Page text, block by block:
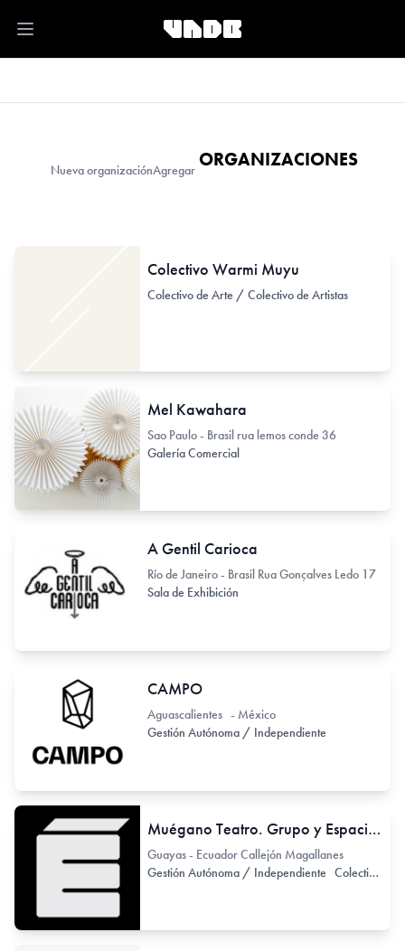
Open main menu
Nueva organizaciónAgregar ORGANIZACIONES
Colectivo Warmi Muyu
Colectivo de Arte / Colectivo de Artistas
Mel Kawahara
Sao Paulo - Brasil rua lemos conde 36
Galería Comercial
A Gentil Carioca
Río de Janeiro - Brasil Rua Gonçalves Ledo 17
Sala de Exhibición
CAMPO
Aguascalientes - México
Gestión Autónoma / Independiente
Muégano Teatro. Grupo y Espacio de Teatro independiente
Guayas - Ecuador Callejón Magallanes
Gestión Autónoma / Independiente Colectivo de Arte / Colectivo de Artistas